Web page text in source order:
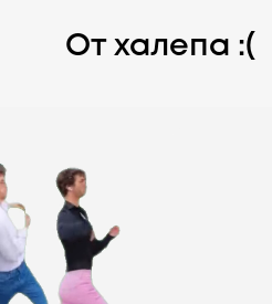
От халепа :(